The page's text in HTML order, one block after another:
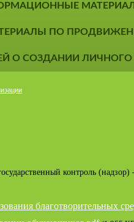
ПО
О СОЗДАНИИ ЛИЧНОГО
контроль (надзор)
благотворительных